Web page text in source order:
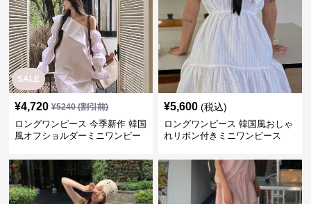
SALE
¥4,720 ¥5240(割引前)
ロングワンピース 今季新作 韓国
風オフショルダーミニワンピー
¥5,600 (税込)
ロングワンピース 韓国風おしゃ
れリボン付きミニワンピース